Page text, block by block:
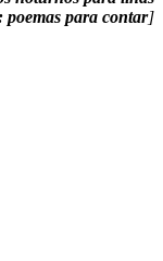
poemas para contar]